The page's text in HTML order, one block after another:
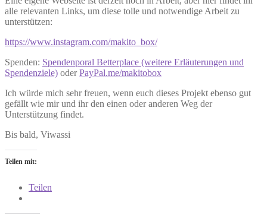
alle relevanten Links, um diese tolle und notwendige Arbeit zu
unterstützen:
https://www.instagram.com/makito_box/
Spenden: Spendenporal Betterplace (weitere Erläuterungen und
Spendenziele) oderPayPal.me/makitobox
Ich würde mich sehr freuen, wenn euch dieses Projekt ebenso gut
gefällt wie mir und ihr den einen oder anderen Weg der
Unterstützung findet.
Bis bald, Viwassi
Teilen mit:
Teilen